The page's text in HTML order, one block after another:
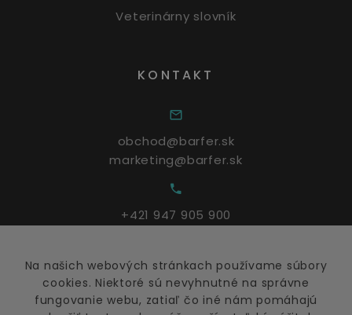
Veterinárny slovník
KONTAKT
obchod@barfer.sk
marketing@barfer.sk
+421 947 905 900
Po - Pia: 9:00 – 17:00
Na našich webových stránkach používame súbory
cookies. Niektoré sú nevyhnutné na správne
fungovanie webu, zatiaľ čo iné nám pomáhajú